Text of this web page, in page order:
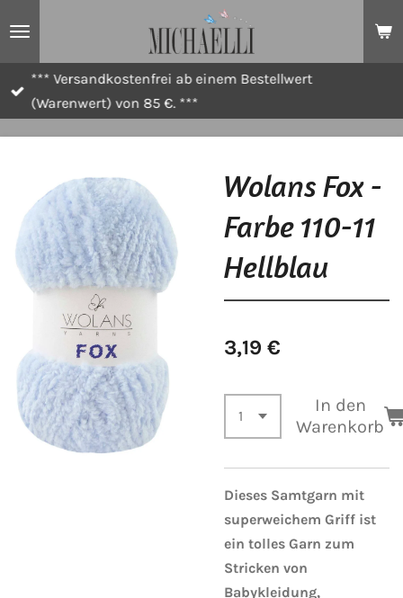
*** Versandkostenfrei ab einem Bestellwert
(Warenwert) von 85 €. ***
Wolans Fox -
Farbe 110-11
Hellblau
3,19 €
In den
Warenkorb
Dieses Samtgarn mit
superweichem Griff ist
ein tolles Garn zum
Stricken von
Babykleidung,